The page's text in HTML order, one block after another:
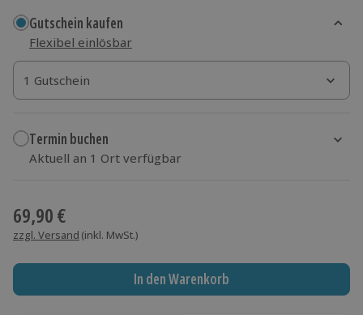
Gutschein kaufen
Flexibel einlösbar
1 Gutschein
1 Gutschein
1 Gutschein
Termin buchen
Aktuell an 1 Ort verfügbar
69,90 €
zzgl. Versand (inkl. MwSt.)
In den Warenkorb